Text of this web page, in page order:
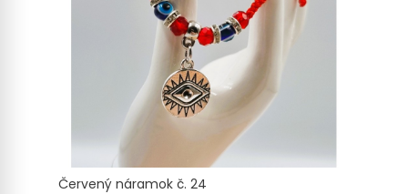
Červený náramok č. 24